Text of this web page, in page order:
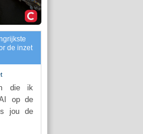
de inzet
die ik
op de
jou de